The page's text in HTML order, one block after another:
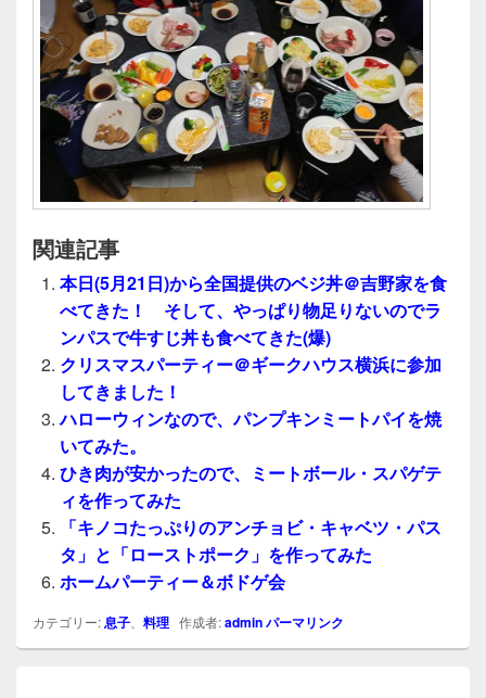
関連記事
本日(5月21日)から全国提供のベジ丼＠吉野家を食
べてきた！ そして、やっぱり物足りないのでラ
ンパスで牛すじ丼も食べてきた(爆)
クリスマスパーティー＠ギークハウス横浜に参加
してきました！
ハローウィンなので、パンプキンミートパイを焼
いてみた。
ひき肉が安かったので、ミートボール・スパゲテ
ィを作ってみた
「キノコたっぷりのアンチョビ・キャベツ・パス
タ」と「ローストポーク」を作ってみた
ホームパーティー＆ボドゲ会
カテゴリー:息子 料理 作成者:adminパーマリンク